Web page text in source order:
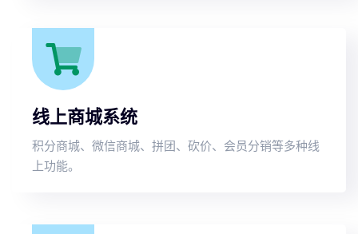
线上商城系统
积分商城、微信商城、拼团、砍价、会员分销等多种线
上功能。